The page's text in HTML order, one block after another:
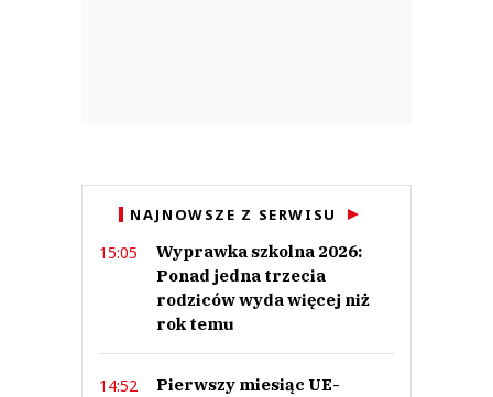
NAJNOWSZE Z SERWISU
15:05
Wyprawka szkolna 2026:
Ponad jedna trzecia
rodziców wyda więcej niż
rok temu
14:52
Pierwszy miesiąc UE-